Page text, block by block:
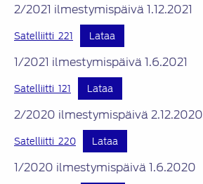
2/2021 ilmestymispäivä 1.12.2021
Satelliitti_221 Lataa
1/2021 ilmestymispäivä 1.6.2021
Satelliitti_121 Lataa
2/2020 ilmestymispäivä 2.12.2020
Satelliitti_220 Lataa
1/2020 ilmestymispäivä 1.6.2020